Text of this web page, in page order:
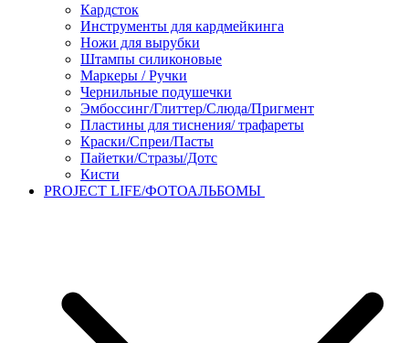
Кардсток
Инструменты для кардмейкинга
Ножи для вырубки
Штампы силиконовые
Маркеры / Ручки
Чернильные подушечки
Эмбоссинг/Глиттер/Слюда/Пригмент
Пластины для тиснения/ трафареты
Краски/Спреи/Пасты
Пайетки/Стразы/Дотс
Кисти
PROJECT LIFE/ФОТОАЛЬБОМЫ